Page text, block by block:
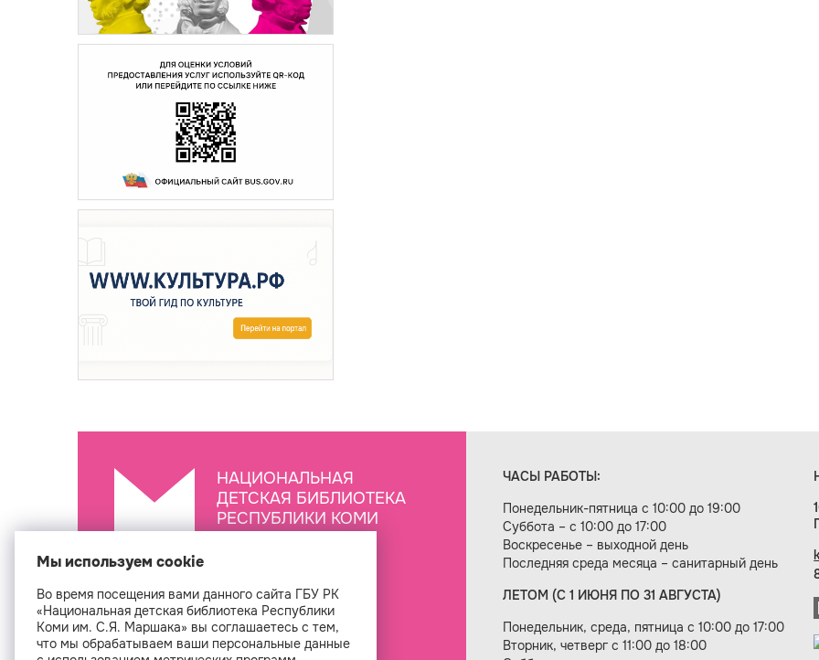
НАЦИОНАЛЬНАЯ
ДЕТСКАЯ БИБЛИОТЕКА
РЕСПУБЛИКИ КОМИ
ЧАСЫ РАБОТЫ:
Понедельник-пятница с 10:00 до 19:00
Суббота – с 10:00 до 17:00
Воскресенье – выходной день
Последняя среда месяца – санитарный день
ЛЕТОМ (С 1 ИЮНЯ ПО 31 АВГУСТА)
Понедельник, среда, пятница с 10:00 до 17:00
Вторник, четверг с 11:00 до 18:00
Создание сайта — веб-студия «Цифровой век»
Мы используем cookie
Во время посещения вами данного сайта ГБУ РК
«Национальная детская библиотека Республики
Коми им. С.Я. Маршака» вы соглашаетесь с тем,
что мы обрабатываем ваши персональные данные